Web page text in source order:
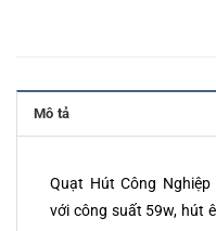
Mô tả
Quạt Hút Công Nghiệp
với công suất 59w, hút